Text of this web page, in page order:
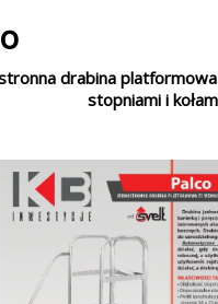
drabina
stopniami i